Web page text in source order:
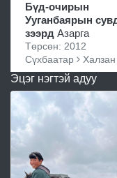
Бүд-очирын
Ууганбаярын
зээрд Азарга
Төрсөн: 2012
Сүхбаатар
Халзан
Эцэг нэгтэй адуу